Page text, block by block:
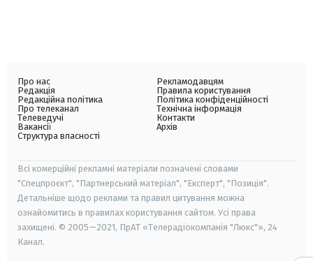
Про нас
Редакція
Редакційна політика
Про телеканал
Телеведучі
Вакансії
Структура власності
Рекламодавцям
Правила користування
Політика конфіденційності
Технічна інформація
Контакти
Архів
Всі комерційні рекламні матеріали позначені словами
"Спецпроєкт", "Партнерський матеріал", "Експерт", "Позиція".
Детальніше щодо реклами та правил цитування можна
ознайомитись в правилах користування сайтом. Усі права
захищені. © 2005—2021, ПрАТ «Телерадіокомпанія "Люкс"», 24
Канал.